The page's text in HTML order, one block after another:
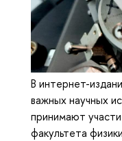
В интернет-
важных научных
принимают
факультета физики